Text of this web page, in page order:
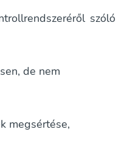
szóló
de nem
megsértése,